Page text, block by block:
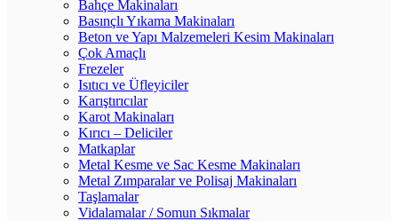
Bahçe Makinaları
Basınçlı Yıkama Makinaları
Beton ve Yapı Malzemeleri Kesim Makinaları
Çok Amaçlı
Frezeler
Isıtıcı ve Üfleyiciler
Karıştırıcılar
Karot Makinaları
Kırıcı – Deliciler
Matkaplar
Metal Kesme ve Sac Kesme Makinaları
Metal Zımparalar ve Polisaj Makinaları
Taşlamalar
Vidalamalar / Somun Sıkmalar